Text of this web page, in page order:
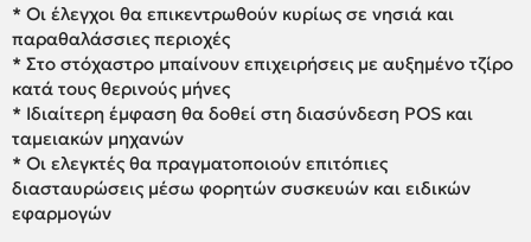
* Οι έλεγχοι θα επικεντρωθούν κυρίως σε νησιά και
παραθαλάσσιες περιοχές
* Στο στόχαστρο μπαίνουν επιχειρήσεις με αυξημένο τζίρο
κατά τους θερινούς μήνες
* Ιδιαίτερη έμφαση θα δοθεί στη διασύνδεση POS και
ταμειακών μηχανών
* Οι ελεγκτές θα πραγματοποιούν επιτόπιες
διασταυρώσεις μέσω φορητών συσκευών και ειδικών
εφαρμογών